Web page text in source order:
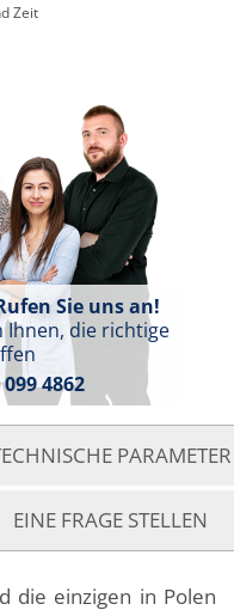
Zeit
Sie uns an!
Ihnen, die richtige
4862
PARAMETER
EINE FRAGE STELLEN
die einzigen in Polen